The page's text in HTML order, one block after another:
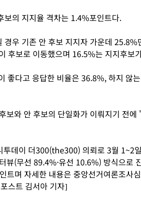
보의 지지율 격차는 1.4%포인트다.
경우 기존 안 후보 지지자 가운데 25.8%
후보로 이동했으며 16.5%는 지지후보
좋다고 응답한 비율은 36.8%, 하지 않
보와 안 후보의 단일화가 이뤄지기 전에
투데이 더300(the300) 의뢰로 3월 1~2
뷰(무선 89.4%·유선 10.6%) 방식으로
며 자세한 내용은 중앙선거여론조사
스트 김서아 기자]